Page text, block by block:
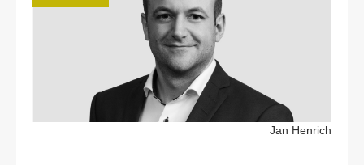
Jan Henrich